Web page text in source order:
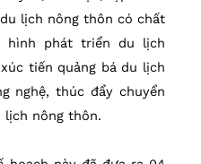
lịch nông thôn có chất
hình phát triển du lịch
tiến quảng bá du lịch
nghệ, thúc đẩy chuyển
nông thôn.